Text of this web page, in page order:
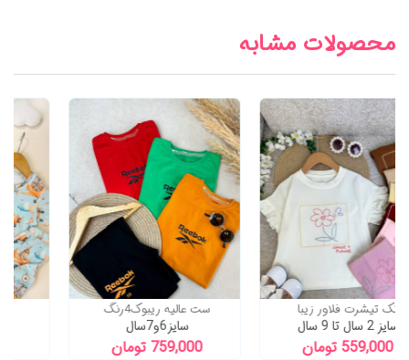
محصولات مشابه
ست عالیه ریبوک4رنگ
سایز6و7سال
759,000 تومان
تک تیشرت فلاور زیبا
سایز 2 سال تا 9 سال
559,000 تومان